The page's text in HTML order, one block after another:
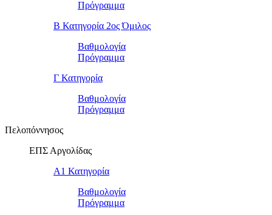
Πρόγραμμα
Β Κατηγορία 2ος Όμιλος
Βαθμολογία
Πρόγραμμα
Γ Κατηγορία
Βαθμολογία
Πρόγραμμα
Πελοπόννησος
ΕΠΣ Αργολίδας
Α1 Κατηγορία
Βαθμολογία
Πρόγραμμα